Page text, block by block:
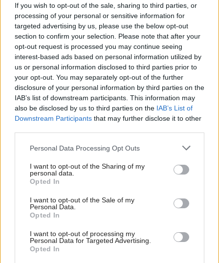
If you wish to opt-out of the sale, sharing to third parties, or
processing of your personal or sensitive information for
targeted advertising by us, please use the below opt-out
section to confirm your selection. Please note that after your
opt-out request is processed you may continue seeing
interest-based ads based on personal information utilized by
us or personal information disclosed to third parties prior to
your opt-out. You may separately opt-out of the further
disclosure of your personal information by third parties on the
IAB’s list of downstream participants. This information may
also be disclosed by us to third parties on the IAB’s List of
Downstream Participants that may further disclose it to other
Please note that this website/app uses one or more Google
not limited to your visit or usage behaviour. You may click to
grant or deny consent to Google and its third-party tags to
use your data for below specified purposes in below Google
consent section.
Personal Data Processing Opt Outs
I want to opt-out of the Sharing of my
personal data.
Opted In
I want to opt-out of the Sale of my
Personal Data.
Opted In
I want to opt-out of processing my
Personal Data for Targeted Advertising.
Opted In
38871
JA tu je jeden príklad zo
zahraničia. Niežeby sme
u nás mali menej
inšpirácie, ale niekedy
nie je na škodu
z iného prostredia.
Jednoduchosť,
harmónia, proporcie,
ktoré ladia. Nuž, vedia to
LA na záver jedna malá
výstraha. Komické
riešenia som už
spomínal, ale pridám
alebo stavebníka. Iba ak
hesla: čím rozmanitejšie,